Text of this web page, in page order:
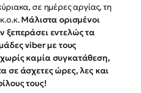
σε ημέρες αργίας, τη
Μάλιστα ορισμένοι
ξεπεράσει εντελώς τα
viber με τους
καμία συγκατάθεση,
σε άσχετες ώρες, λες και
τους!